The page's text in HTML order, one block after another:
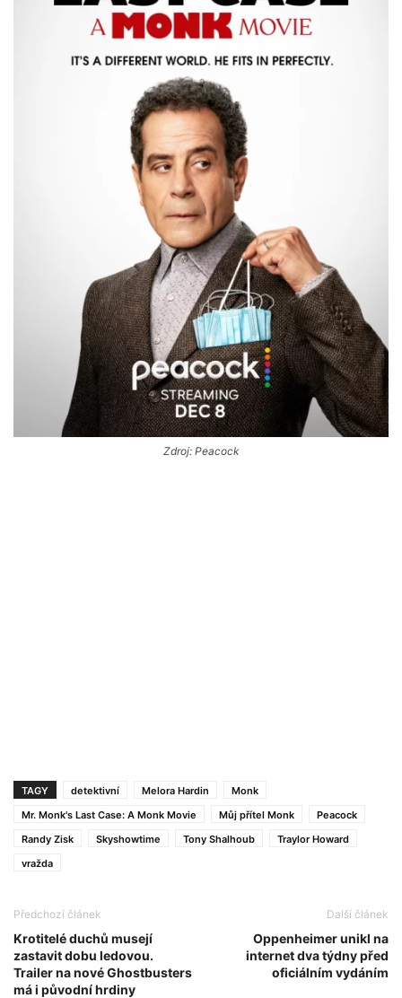
Zdroj: Peacock
TAGY detektivní Melora Hardin
Monk
Mr. Monk's Last Case: A Monk Movie
Můj přítel Monk
Peacock
Randy Zisk
Skyshowtime Tony Shalhoub
Traylor Howard
vražda
Předchozí článek
Krotitelé duchů musejí
zastavit dobu ledovou.
Trailer na nové Ghostbusters
má i původní hrdiny
Další článek
Oppenheimer unikl na
internet dva týdny před
oficiálním vydáním